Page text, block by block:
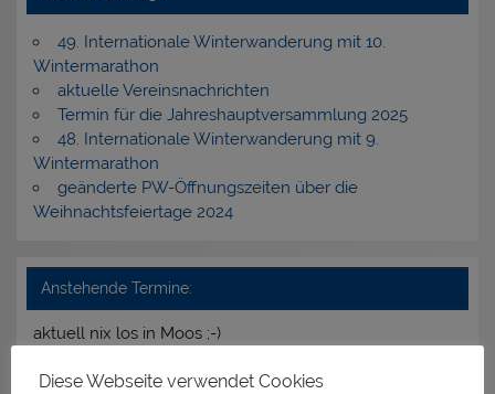
49. Internationale Winterwanderung mit 10.
Wintermarathon
aktuelle Vereinsnachrichten
Termin für die Jahreshauptversammlung 2025
48. Internationale Winterwanderung mit 9.
Wintermarathon
geänderte PW-Öffnungszeiten über die
Weihnachtsfeiertage 2024
Anstehende Termine:
aktuell nix los in Moos ;-)
Diese Webseite verwendet Cookies